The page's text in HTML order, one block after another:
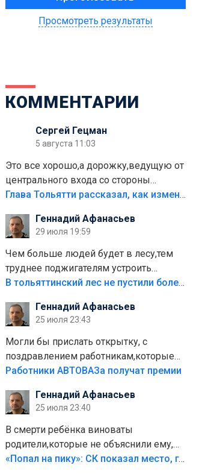
Просмотреть результаты
КОММЕНТАРИИ
Сергей Гецман
5 августа 11:03
Это все хорошо,а дорожку,ведущую от
центрального входа со стороны
кафе"Мираж" к аттракционам слабо
плитки не хватило,т.к.осенью и зимой
лежала в парке и испортилась.Да
еще,видимо,часть украли.
Глава Тольятти рассказал, как изменится парк Центрального района
Геннадий Афанасьев
29 июля 19:59
Чем больше людей будет в лесу,тем
труднее поджигателям устроить
пожар.Тех кто разводит костры,тех
полно стоит,почему водители всё
равно едут в лес? Штрафы мизерные.
В тольяттинский лес не пустили более тысячи автомобилей
Геннадий Афанасьев
25 июля 23:43
Могли бы прислать открытку, с
поздравлением работникам,которые
больше сорока лет отработали на
Работники АВТОВАЗа получат премии
Геннадий Афанасьев
25 июля 23:40
В смерти ребёнка виноваты
родители,которые не объяснили ему,
что такое хорошо и что такое плохо!
«Попал на пику»: СК показал место, где был смертельно травмирован ребенок в Тольятти